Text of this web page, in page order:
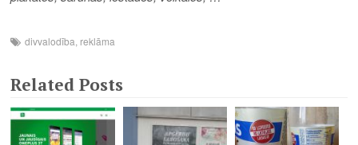
divvalodība reklāma
Related Posts